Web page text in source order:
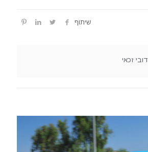
שיתוף
דובי זכאי